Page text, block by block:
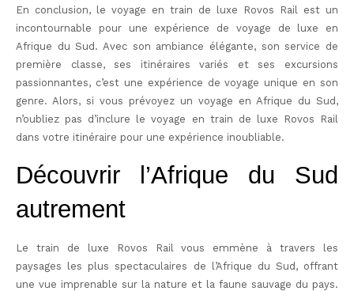
En conclusion, le voyage en train de luxe Rovos Rail est un
incontournable pour une expérience de voyage de luxe en
Afrique du Sud. Avec son ambiance élégante, son service de
première classe, ses itinéraires variés et ses excursions
passionnantes, c’est une expérience de voyage unique en son
genre. Alors, si vous prévoyez un voyage en Afrique du Sud,
n’oubliez pas d’inclure le voyage en train de luxe Rovos Rail
dans votre itinéraire pour une expérience inoubliable.
Découvrir l’Afrique du Sud
autrement
Le train de luxe Rovos Rail vous emmène à travers les
paysages les plus spectaculaires de l’Afrique du Sud, offrant
une vue imprenable sur la nature et la faune sauvage du pays.